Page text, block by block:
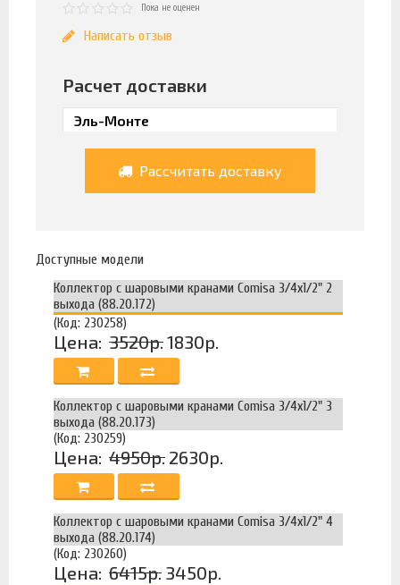
Пока не оценен
Написать отзыв
Расчет доставки
Рассчитать доставку
Доступные модели
Коллектор с шаровыми кранами Comisa 3/4х1/2" 2
выхода (88.20.172)
(Код: 230258)
Цена: 3520р.1830р.
Коллектор с шаровыми кранами Comisa 3/4х1/2" 3
выхода (88.20.173)
(Код: 230259)
Цена: 4950р. 2630р.
Коллектор с шаровыми кранами Comisa 3/4х1/2" 4
выхода (88.20.174)
(Код: 230260)
Цена: 6415р. 3450р.